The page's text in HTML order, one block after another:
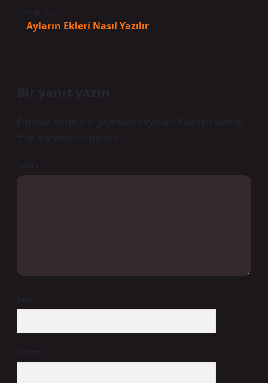
Ayların Ekleri Nasıl Yazılır
Bir yanıt yazın
E-posta adresiniz yayınlanmayacak.
Gerekli alanlar
ile işaretlenmişlerdir